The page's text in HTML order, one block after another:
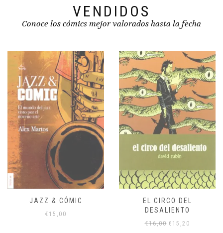
VENDIDOS
Conoce los cómics mejor valorados hasta la fecha
JAZZ & CÓMIC
€ 15,00
EL CIRCO DEL
DESALIENTO
€16,00 El
€ 15,20